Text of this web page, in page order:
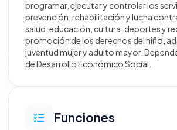
Desarrollo Territorial e Infraestructura
Obras
Desarrollo Económico Social
programar, ejecutar y controlar los
prevención, rehabilitación y lucha
salud, educación, cultura, deportes y
promoción de los derechos del niño,
juventud mujer y adulto mayor.
de Desarrollo Económico Social.
Funciones